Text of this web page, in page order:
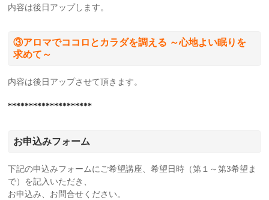
内容は後日アップします。
③アロマでココロとカラダを調える ～心地よい眠りを
求めて～
内容は後日アップさせて頂きます。
********************
お申込みフォーム
下記の申込みフォームにご希望講座、希望日時（第１～第3希望ま
で）を記入いただき、
お申込み、お問合せください。